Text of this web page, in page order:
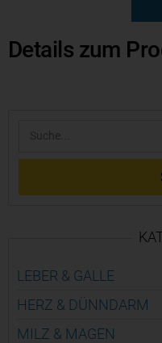
Details zum
LEBER & GALLE
HERZ & DÜNN­DARM
MILZ & MAGEN